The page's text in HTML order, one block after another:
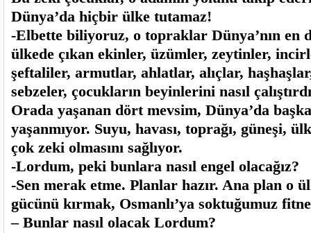
Dünya’da hiçbir ülke tutamaz!
-Elbette biliyoruz, o topraklar Dünya’nın en
ülkede çıkan ekinler, üzümler, zeytinler,
şeftaliler, armutlar, ahlatlar, alıçlar,
sebzeler, çocukların beyinlerini nasıl
Orada yaşanan dört mevsim, Dünya’da
yaşanmıyor. Suyu, havası, toprağı, güneşi,
çok zeki olmasını sağlıyor.
-Lordum, peki bunlara nasıl engel olacağız?
-Sen merak etme. Planlar hazır. Ana plan o
gücünü kırmak, Osmanlı’ya soktuğumuz
– Bunlar nasıl olacak Lordum?